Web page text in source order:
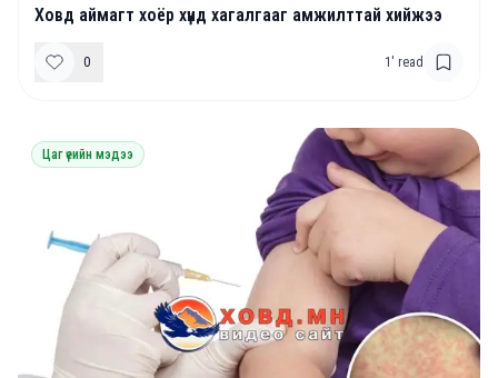
Ховд аймагт хоёр хүнд хагалгааг амжилттай хийжээ
0 1 ' read
Цаг үеийн мэдээ